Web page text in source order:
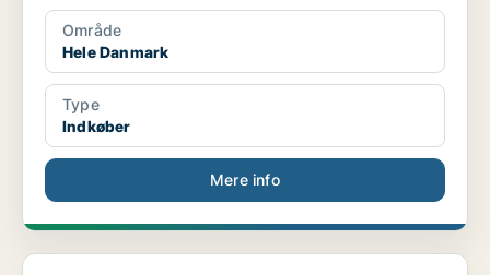
Område
Hele Danmark
Type
Indkøber
Mere info
Elevplads: Beierholm søger outsourcingtrainees til...